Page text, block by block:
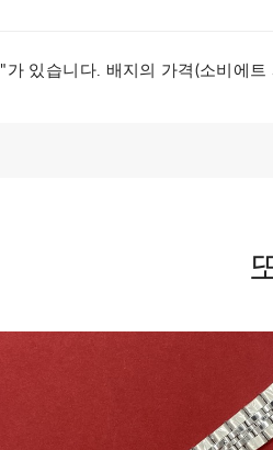
있습니다. 배지의 가격(소비에